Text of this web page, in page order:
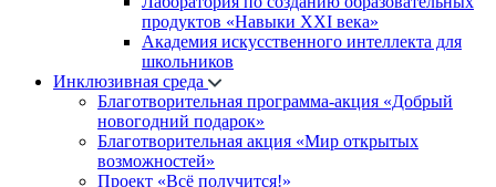
продуктов «Навыки XXI века»
Академия искусственного интеллекта для
школьников
Инклюзивная среда
Благотворительная программа-акция «Добрый
новогодний подарок»
Благотворительная акция «Мир открытых
возможностей»
Проект «Всё получится!»